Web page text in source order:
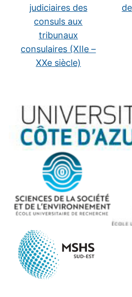
judiciaires des
consuls aux
tribunaux
consulaires (XIIe –
XXe siècle)